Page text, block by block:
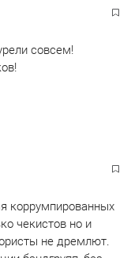
совсем!
коррумпированных
чекистов но и
не дремлют.